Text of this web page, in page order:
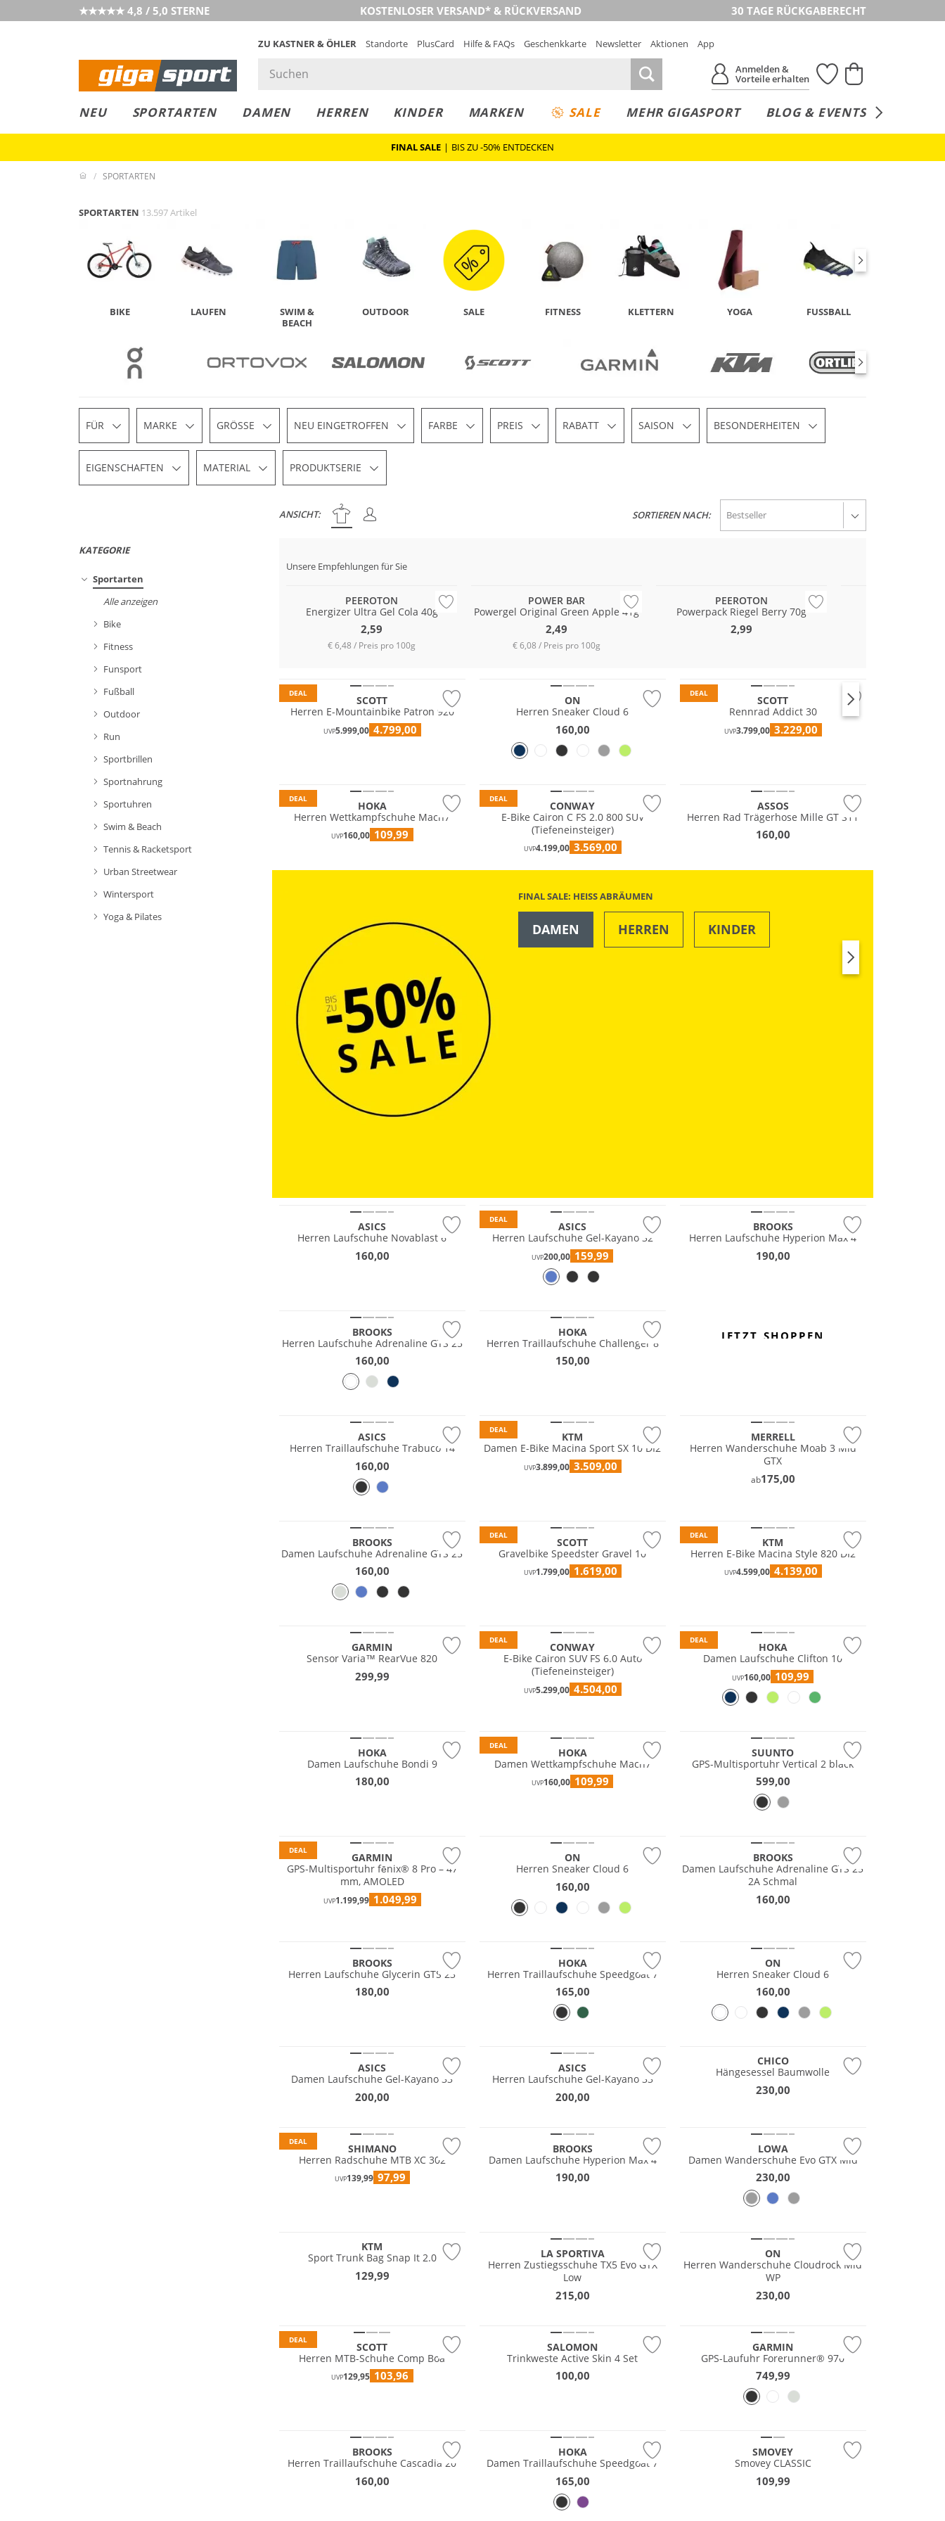
★★★★★ 4,8 / 5,0 STERNE KOSTENLOSER VERSAND* & RÜCKVERSAND 30 TAGE RÜCKGABERECHT
ZU KASTNER & ÖHLER Standorte PlusCard Hilfe & FAQs Geschenkkarte Newsletter Aktionen
App
Anmelden &
Vorteile erhalten
NEU SPORTARTEN DAMEN HERREN KINDER MARKEN SALE MEHR GIGASPORT BLOG & EVENTS
LEASING
COLLECT
RESERVE
FINAL SALE | BIS ZU -50% ENTDECKEN
SPORTARTEN
SPORTARTEN 13.597 Artikel
BIKE LAUFEN
SWIM &
BEACH
OUTDOOR SALE FITNESS KLETTERN YOGA FUSSBALL
FÜR MARKE GRÖSSE NEU EINGETROFFEN FARBE PREIS RABATT SAISON BESONDERHEITEN
EIGENSCHAFTEN MATERIAL PRODUKTSERIE
ANSICHT: SORTIEREN NACH:
KATEGORIE
Sportarten
Alle anzeigen
Bike
Fitness
Funsport
Fußball
Outdoor
Run
Sportbrillen
Sportnahrung
Sportuhren
Swim & Beach
Tennis & Racketsport
Urban Streetwear
Wintersport
Yoga & Pilates
Unsere Empfehlungen für Sie
PEEROTON
Energizer Ultra Gel Cola 40g
2,59
€ 6,48 / Preis pro 100g
POWER BAR
Powergel Original Green Apple 41g
2,49
€ 6,08 / Preis pro 100g
PEEROTON
Powerpack Riegel Berry 70g
2,99
DEAL
SCOTT
Herren E-Mountainbike Patron 920
UVP5.999,00 4.799,00
ON
Herren Sneaker Cloud 6
160,00
DEAL
SCOTT
Rennrad Addict 30
UVP3.799,00 3.229,00
DEAL
HOKA
Herren Wettkampfschuhe Mach7
UVP160,00 109,99
DEAL
CONWAY
E-Bike Cairon C FS 2.0 800 SUV
(Tiefeneinsteiger)
UVP4.199,00 3.569,00
ASSOS
Herren Rad Trägerhose Mille GT S11
160,00
FINAL SALE: HEISS ABRÄUMEN
DAMEN HERREN KINDER
ASICS
Herren Laufschuhe Novablast 6
160,00
DEAL
ASICS
Herren Laufschuhe Gel-Kayano 32
UVP200,00 159,99
BROOKS
Herren Laufschuhe Hyperion Max 4
190,00
BROOKS
Herren Laufschuhe Adrenaline GTS 25
160,00
HOKA
Herren Traillaufschuhe Challenger 8
150,00
JETZT SHOPPEN
ASICS
Herren Traillaufschuhe Trabuco 14
160,00
DEAL
KTM
Damen E-Bike Macina Sport SX 10 DI2
UVP3.899,00 3.509,00
MERRELL
Herren Wanderschuhe Moab 3 Mid
GTX
ab175,00
BROOKS
Damen Laufschuhe Adrenaline GTS 25
160,00
DEAL
SCOTT
Gravelbike Speedster Gravel 10
UVP1.799,00 1.619,00
DEAL
KTM
Herren E-Bike Macina Style 820 DI2
UVP4.599,00 4.139,00
GARMIN
Sensor Varia™ RearVue 820
299,99
DEAL
CONWAY
E-Bike Cairon SUV FS 6.0 Auto
(Tiefeneinsteiger)
UVP5.299,00 4.504,00
DEAL
HOKA
Damen Laufschuhe Clifton 10
UVP160,00 109,99
HOKA
Damen Laufschuhe Bondi 9
180,00
DEAL
HOKA
Damen Wettkampfschuhe Mach7
UVP160,00 109,99
SUUNTO
GPS-Multisportuhr Vertical 2 black
599,00
DEAL
GARMIN
GPS-Multisportuhr fēnix® 8 Pro – 47
mm, AMOLED
UVP1.199,99 1.049,99
ON
Herren Sneaker Cloud 6
160,00
BROOKS
Damen Laufschuhe Adrenaline GTS 25
2A Schmal
160,00
BROOKS
Herren Laufschuhe Glycerin GTS 23
180,00
HOKA
Herren Traillaufschuhe Speedgoat 7
165,00
ON
Herren Sneaker Cloud 6
160,00
ASICS
Damen Laufschuhe Gel-Kayano 33
200,00
ASICS
Herren Laufschuhe Gel-Kayano 33
200,00
CHICO
Hängesessel Baumwolle
230,00
DEAL
SHIMANO
Herren Radschuhe MTB XC 302
UVP139,99 97,99
BROOKS
Damen Laufschuhe Hyperion Max 4
190,00
LOWA
Damen Wanderschuhe Evo GTX Mid
230,00
KTM
Sport Trunk Bag Snap It 2.0
129,99
LA SPORTIVA
Herren Zustiegsschuhe TX5 Evo GTX
Low
215,00
ON
Herren Wanderschuhe Cloudrock Mid
WP
230,00
DEAL
SCOTT
Herren MTB-Schuhe Comp Boa
UVP129,95 103,96
SALOMON
Trinkweste Active Skin 4 Set
100,00
GARMIN
GPS-Laufuhr Forerunner® 970
749,99
BROOKS
Herren Traillaufschuhe Cascadia 20
160,00
HOKA
Damen Traillaufschuhe Speedgoat 7
165,00
SMOVEY
Smovey CLASSIC
109,99